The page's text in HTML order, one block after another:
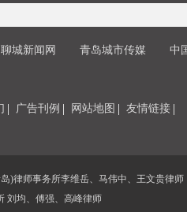
聊城新闻网 青岛城市传媒 中
广告刊例 网站地图 友情链接
)律师事务所李维岳、马伟中、王文贵律师
刘均、傅强、高峰律师